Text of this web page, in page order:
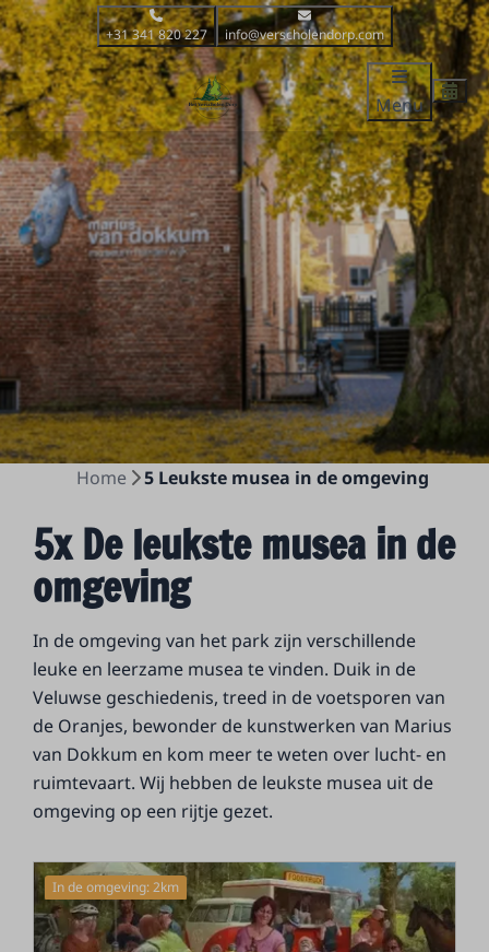
+31 341 820 227 info@verscholendorp.com
Menu
Home 5 Leukste musea in de omgeving
5x De leukste musea in de
omgeving
In de omgeving van het park zijn verschillende
leuke en leerzame musea te vinden. Duik in de
Veluwse geschiedenis, treed in de voetsporen van
de Oranjes, bewonder de kunstwerken van Marius
van Dokkum en kom meer te weten over lucht- en
ruimtevaart. Wij hebben de leukste musea uit de
omgeving op een rijtje gezet.
In de omgeving: 2km